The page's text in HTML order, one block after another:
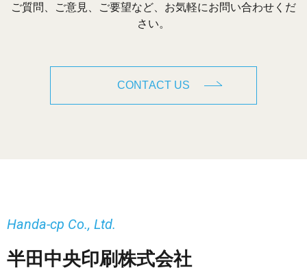
ご質問、ご意見、ご要望など、お気軽にお問い合わせくだ
さい。
CONTACT US
半田中央印刷株式会社
Handa-cp Co., Ltd.